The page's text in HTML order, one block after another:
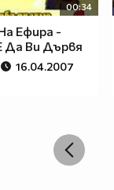
00:34
Ефира -
Да Ви Дървя
16.04.2007